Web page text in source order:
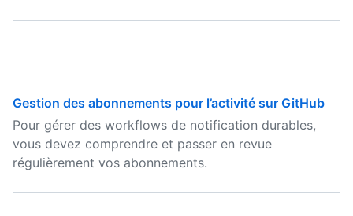
Gestion des abonnements pour l’activité sur GitHub
Pour gérer des workflows de notification durables,
vous devez comprendre et passer en revue
régulièrement vos abonnements.